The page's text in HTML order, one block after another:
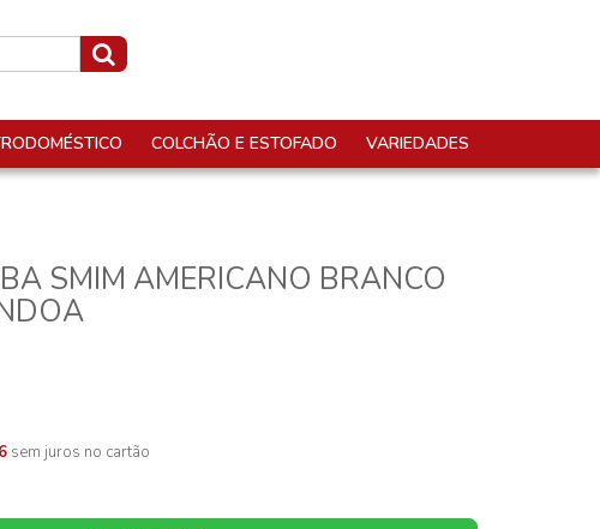
COLCHÃO E ESTOFADO VARIEDADES
SMIM AMERICANO BRANCO
sem juros no cartão